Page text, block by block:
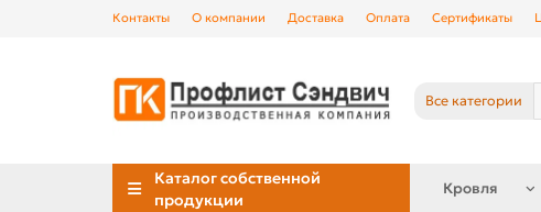
Контакты О компании Доставка Оплата Сертификаты
Все категории
Каталог собственной
продукции
Кровля